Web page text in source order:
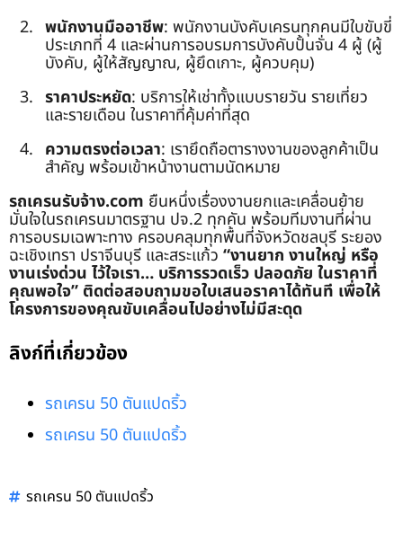
พนักงานมืออาชีพ: พนักงานบังคับเครนทุกคนมีใบขับขี่
ประเภทที่ 4 และผ่านการอบรมการบังคับปั้นจั่น 4 ผู้ (ผู้
บังคับ, ผู้ให้สัญญาณ, ผู้ยึดเกาะ, ผู้ควบคุม)
ราคาประหยัด: บริการให้เช่าทั้งแบบรายวัน รายเที่ยว
และรายเดือน ในราคาที่คุ้มค่าที่สุด
ความตรงต่อเวลา: เรายึดถือตารางงานของลูกค้าเป็น
สำคัญ พร้อมเข้าหน้างานตามนัดหมาย
รถเครนรับจ้าง.com ยืนหนึ่งเรื่องงานยกและเคลื่อนย้าย
มั่นใจในรถเครนมาตรฐาน ปจ.2 ทุกคัน พร้อมทีมงานที่ผ่าน
การอบรมเฉพาะทาง ครอบคลุมทุกพื้นที่จังหวัดชลบุรี ระยอง
ฉะเชิงเทรา ปราจีนบุรี และสระแก้ว “งานยาก งานใหญ่ หรือ
งานเร่งด่วน ไว้ใจเรา… บริการรวดเร็ว ปลอดภัย ในราคาที่
คุณพอใจ” ติดต่อสอบถามขอใบเสนอราคาได้ทันที เพื่อให้
โครงการของคุณขับเคลื่อนไปอย่างไม่มีสะดุด
ลิงก์ที่เกี่ยวข้อง
รถเครน 50 ตันแปดริ้ว
รถเครน 50 ตันแปดริ้ว
รถเครน 50 ตันแปดริ้ว